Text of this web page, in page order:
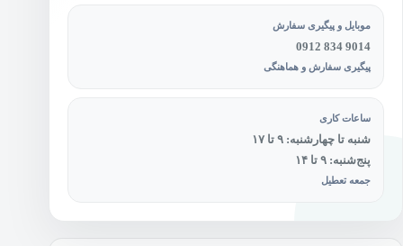
موبایل و پیگیری سفارش
0912 834 9014
پیگیری سفارش و هماهنگی
ساعات کاری
شنبه تا چهارشنبه: ۹ تا ۱۷
پنج‌شنبه: ۹ تا ۱۴
جمعه تعطیل